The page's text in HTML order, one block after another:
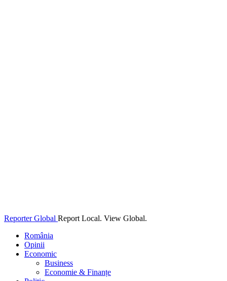
Reporter Global Report Local. View Global.
România
Opinii
Economic
Business
Economie & Finanțe